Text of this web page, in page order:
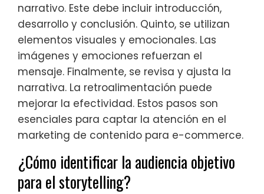
narrativo. Este debe incluir introducción,
desarrollo y conclusión. Quinto, se utilizan
elementos visuales y emocionales. Las
imágenes y emociones refuerzan el
mensaje. Finalmente, se revisa y ajusta la
narrativa. La retroalimentación puede
mejorar la efectividad. Estos pasos son
esenciales para captar la atención en el
marketing de contenido para e-commerce.
¿Cómo identificar la audiencia objetivo
para el storytelling?